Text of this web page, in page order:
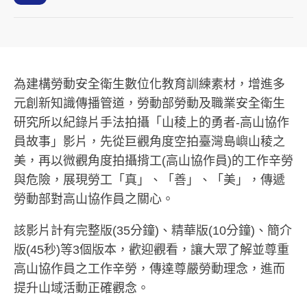
為建構勞動安全衛生數位化教育訓練素材，增進多
元創新知識傳播管道，勞動部勞動及職業安全衛生
研究所以紀錄片手法拍攝「山稜上的勇者-高山協作
員故事」影片，先從巨觀角度空拍臺灣島嶼山稜之
美，再以微觀角度拍攝揹工(高山協作員)的工作辛勞
與危險，展現勞工「真」、「善」、「美」，傳遞
勞動部對高山協作員之關心。
該影片計有完整版(35分鐘)、精華版(10分鐘)、簡介
版(45秒)等3個版本，歡迎觀看，讓大眾了解並尊重
高山協作員之工作辛勞，傳達尊嚴勞動理念，進而
提升山域活動正確觀念。